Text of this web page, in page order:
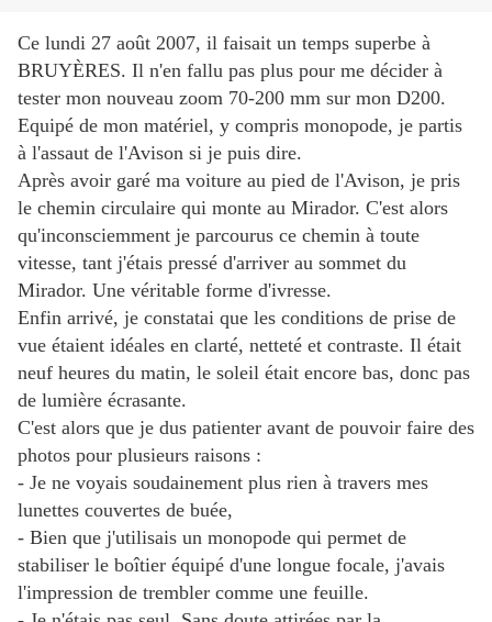
Ce lundi 27 août 2007, il faisait un temps superbe à
BRUYÈRES. Il n'en fallu pas plus pour me décider à
tester mon nouveau zoom 70-200 mm sur mon D200.
Equipé de mon matériel, y compris monopode, je partis
à l'assaut de l'Avison si je puis dire.
Après avoir garé ma voiture au pied de l'Avison, je pris
le chemin circulaire qui monte au Mirador. C'est alors
qu'inconsciemment je parcourus ce chemin à toute
vitesse, tant j'étais pressé d'arriver au sommet du
Mirador. Une véritable forme d'ivresse.
Enfin arrivé, je constatai que les conditions de prise de
vue étaient idéales en clarté, netteté et contraste. Il était
neuf heures du matin, le soleil était encore bas, donc pas
de lumière écrasante.
C'est alors que je dus patienter avant de pouvoir faire des
photos pour plusieurs raisons :
- Je ne voyais soudainement plus rien à travers mes
lunettes couvertes de buée,
- Bien que j'utilisais un monopode qui permet de
stabiliser le boîtier équipé d'une longue focale, j'avais
l'impression de trembler comme une feuille.